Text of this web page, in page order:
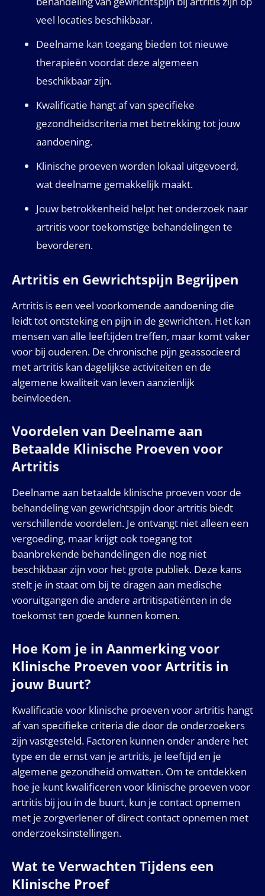
veel locaties beschikbaar.
Deelname kan toegang bieden tot nieuwe
therapieën voordat deze algemeen
beschikbaar zijn.
Kwalificatie hangt af van specifieke
gezondheidscriteria met betrekking tot jouw
aandoening.
Klinische proeven worden lokaal uitgevoerd,
wat deelname gemakkelijk maakt.
Jouw betrokkenheid helpt het onderzoek naar
artritis voor toekomstige behandelingen te
bevorderen.
Artritis en Gewrichtspijn Begrijpen
Artritis is een veel voorkomende aandoening die
leidt tot ontsteking en pijn in de gewrichten. Het kan
mensen van alle leeftijden treffen, maar komt vaker
voor bij ouderen. De chronische pijn geassocieerd
met artritis kan dagelijkse activiteiten en de
algemene kwaliteit van leven aanzienlijk
beïnvloeden.
Voordelen van Deelname aan
Betaalde Klinische Proeven voor
Artritis
Deelname aan betaalde klinische proeven voor de
behandeling van gewrichtspijn door artritis biedt
verschillende voordelen. Je ontvangt niet alleen een
vergoeding, maar krijgt ook toegang tot
baanbrekende behandelingen die nog niet
beschikbaar zijn voor het grote publiek. Deze kans
stelt je in staat om bij te dragen aan medische
vooruitgangen die andere artritispatiënten in de
toekomst ten goede kunnen komen.
Hoe Kom je in Aanmerking voor
Klinische Proeven voor Artritis in
jouw Buurt?
Kwalificatie voor klinische proeven voor artritis hangt
af van specifieke criteria die door de onderzoekers
zijn vastgesteld. Factoren kunnen onder andere het
type en de ernst van je artritis, je leeftijd en je
algemene gezondheid omvatten. Om te ontdekken
hoe je kunt kwalificeren voor klinische proeven voor
artritis bij jou in de buurt, kun je contact opnemen
met je zorgverlener of direct contact opnemen met
onderzoeksinstellingen.
Wat te Verwachten Tijdens een
Klinische Proef